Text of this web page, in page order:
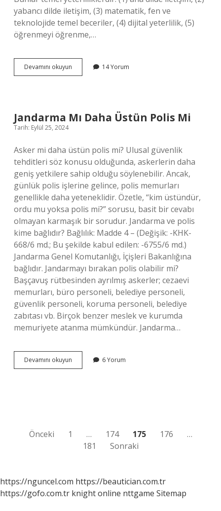
yabancı dilde iletişim, (3) matematik, fen ve
teknolojide temel beceriler, (4) dijital yeterlilik, (5)
öğrenmeyi öğrenme,…
Devamını okuyun Yetkinlik
Çeşitleri
14 Yorum
Jandarma Mı Daha Üstün Polis Mi
Tarih: Eylül 25, 2024
Asker mi daha üstün polis mi? Ulusal güvenlik
tehditleri söz konusu olduğunda, askerlerin daha
geniş yetkilere sahip olduğu söylenebilir. Ancak,
günlük polis işlerine gelince, polis memurları
genellikle daha yeteneklidir. Özetle, “kim üstündür,
ordu mu yoksa polis mi?” sorusu, basit bir cevabı
olmayan karmaşık bir sorudur. Jandarma ve polis
kime bağlıdır? Bağlılık: Madde 4 – (Değişik: -KHK-
668/6 md.; Bu şekilde kabul edilen: -6755/6 md.)
Jandarma Genel Komutanlığı, İçişleri Bakanlığına
bağlıdır. Jandarmayı bırakan polis olabilir mi?
Başçavuş rütbesinden ayrılmış askerler; cezaevi
memurları, büro personeli, belediye personeli,
güvenlik personeli, koruma personeli, belediye
zabıtası vb. Birçok benzer meslek ve kurumda
memuriyete atanma mümkündür. Jandarma…
Devamını okuyun Jandarma
Mı
6 Yorum
Yazı
sayfalaması
Önceki 1 … 174 175 176
…
181
Sonraki
https://nguncel.com https://beautician.com.tr
https://gofo.com.tr knight online nttgame Sitemap